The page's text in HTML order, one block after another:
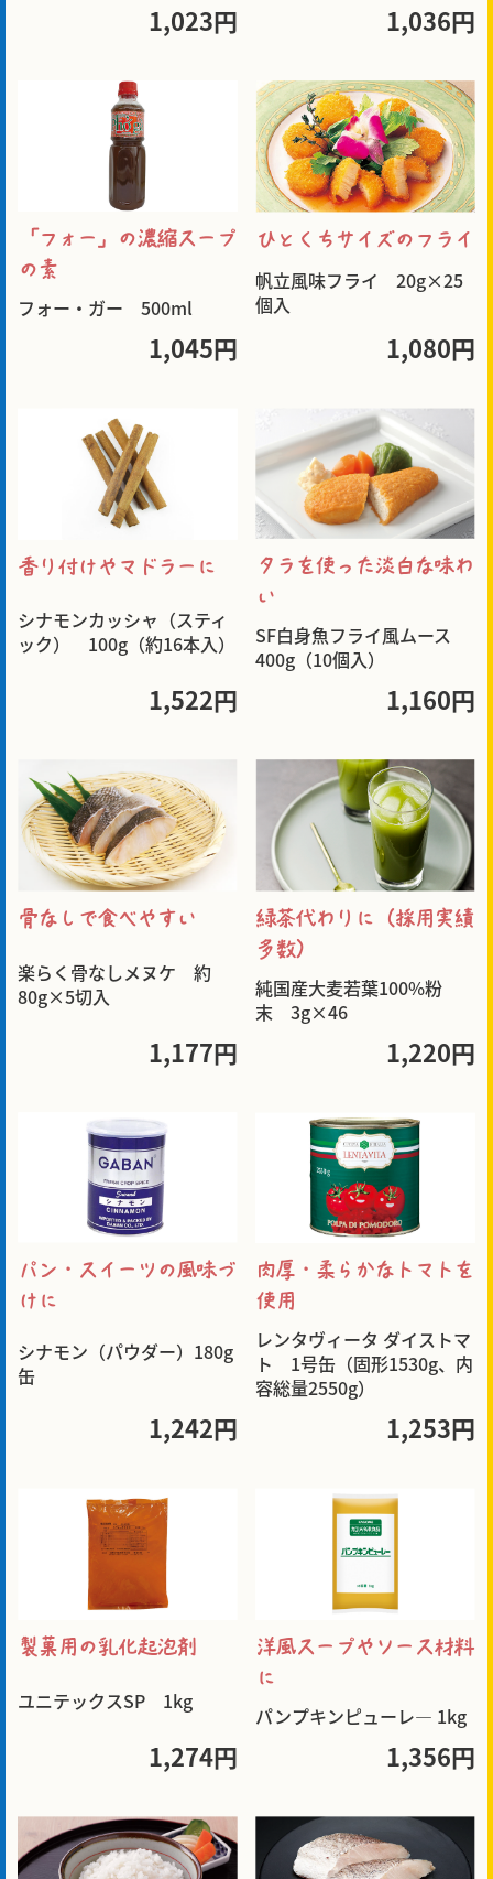
1,023円 1,036円
フォー・ガー 500ml
「フォー」の濃縮スープ
の素
1,045円
帆立風味フライ 20g×25
個入
ひとくちサイズのフライ
1,080円
シナモンカッシャ（スティ
ック） 100g（約16本入）
香り付けやマドラーに
1,522円
SF白身魚フライ風ムース
400g（10個入）
タラを使った淡白な味わ
い
1,160円
楽らく骨なしメヌケ 約
80g×5切入
骨なしで食べやすい
1,177円
純国産大麦若葉100%粉
末 3g×46
緑茶代わりに（採用実績
多数）
1,220円
シナモン（パウダー）180g
缶
パン・スイーツの風味づ
けに
1,242円
レンタヴィータ ダイストマ
ト 1号缶（固形1530g、内
容総量2550g）
肉厚・柔らかなトマトを
使用
1,253円
ユニテックスSP 1kg
製菓用の乳化起泡剤
1,274円
パンプキンピューレ― 1kg
洋風スープやソース材料
に
1,356円